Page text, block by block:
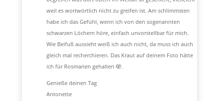
weil es wortwörtlich nicht zu greifen ist. Am schlimmsten
habe ich das Gefühl, wenn ich von den sogenannten
schwarzen Löchern höre, einfach unvorstellbar für mich.
Wie Beifuß aussieht weiß ich auch nicht, da muss ich auch
gleich mal recherchieren. Das Kraut auf deinem Foto hätte
ich für Rosmarien gehalten 🫣.
Genieße deinen Tag
Antonette